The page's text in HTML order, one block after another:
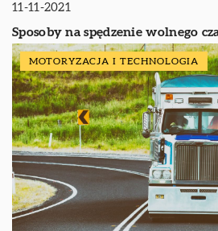
11-11-2021
Sposoby na spędzenie wolnego
MOTORYZACJA I TECHNOLOGIA